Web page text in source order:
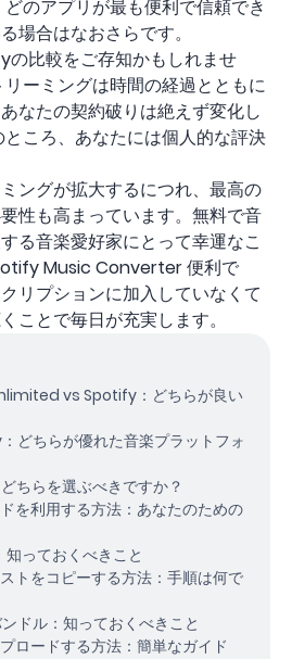
のアプリが最も便利で信頼でき
場合はなおさらです。
比較をご存知かもしれませ
ーミングは時間の経過とともに
なたの契約破りは絶えず変化し
ころ、あなたには個人的な評決
ングが拡大するにつれ、最高の
性も高まっています。無料で音
る音楽愛好家にとって幸運なこ
Music Converter 便利で
リプションに加入していなくて
ことで毎日が充実します。
vs Spotify：どちらが良い
どちらが優れた音楽プラットフォ
ちらを選ぶべきですか？
を利用する方法：あなたのための
っておくべきこと
トをコピーする方法：手順は何で
ドル：知っておくべきこと
ロードする方法：簡単なガイド